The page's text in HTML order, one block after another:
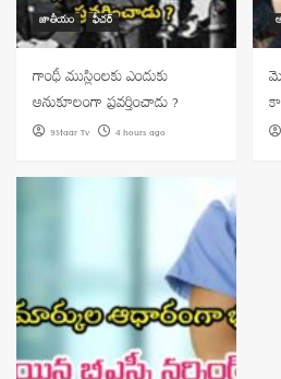
జాతీయం ఫీచర్
గాంధీ ముస్లింలకు ఎందుకు
అనుకూలంగా ప్రవర్తించాడు ?
9Staar Tv 4 hours ago